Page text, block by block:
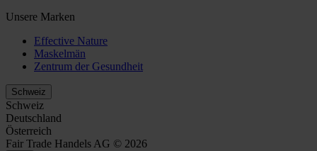
Unsere Marken
Effective Nature
Maskelmän
Zentrum der Gesundheit
Schweiz
Schweiz
Deutschland
Österreich
Fair Trade Handels AG © 2026